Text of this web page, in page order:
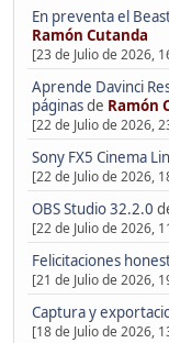
En preventa el
Ramón Cutanda
[23 de Julio de 2026,
Aprende Davinci
páginasde Ramón
[22 de Julio de 2026,
Sony FX5 Cinema
[22 de Julio de 2026,
OBS Studio 32.2.0
[22 de Julio de 2026,
Felicitaciones
[21 de Julio de 2026,
Captura y
[18 de Julio de 2026,